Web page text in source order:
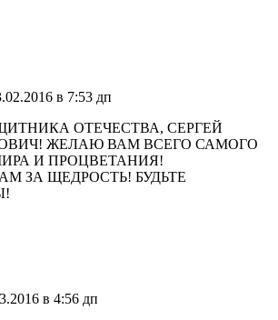
в 7:53 дп
ОТЕЧЕСТВА, СЕРГЕЙ
ЖЕЛАЮ ВАМ ВСЕГО САМОГО
И ПРОЦВЕТАНИЯ!
ЗА ЩЕДРОСТЬ! БУДЬТЕ
в 4:56 дп